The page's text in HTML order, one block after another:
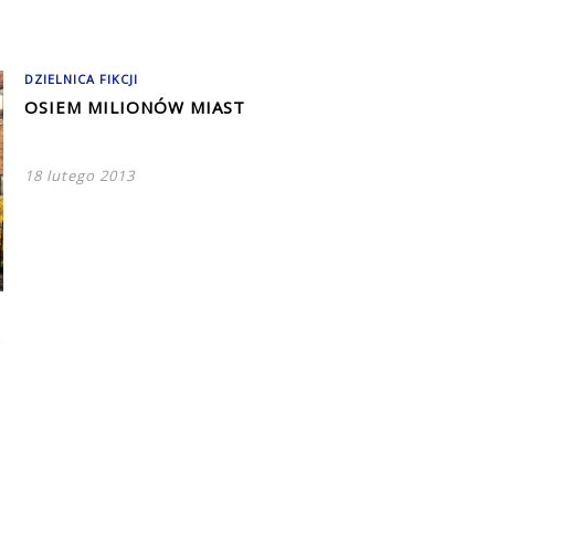
DZIELNICA FIKCJI
OSIEM MILIONÓW MIAST
18 lutego 2013